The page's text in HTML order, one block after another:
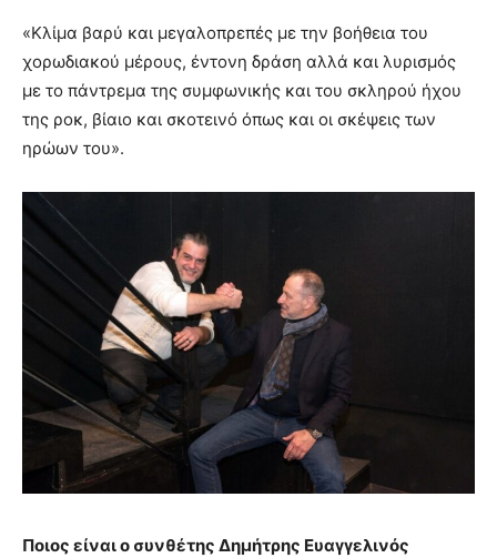
«Κλίμα βαρύ και μεγαλοπρεπές με την βοήθεια του
χορωδιακού μέρους, έντονη δράση αλλά και λυρισμός
με το πάντρεμα της συμφωνικής και του σκληρού ήχου
της ροκ, βίαιο και σκοτεινό όπως και οι σκέψεις των
ηρώων του».
Ποιος είναι ο συνθέτης Δημήτρης Ευαγγελινός